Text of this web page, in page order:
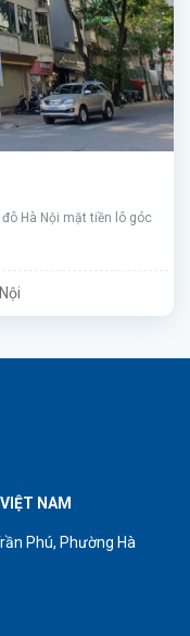
Hà Nội mặt tiền lô góc
NAM
Phú, Phường Hà